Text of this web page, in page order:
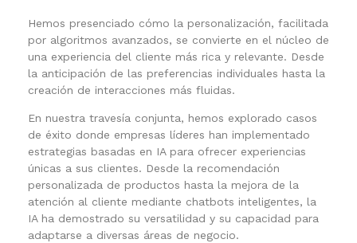
Hemos presenciado cómo la personalización, facilitada
por algoritmos avanzados, se convierte en el núcleo de
una experiencia del cliente más rica y relevante. Desde
la anticipación de las preferencias individuales hasta la
creación de interacciones más fluidas.
En nuestra travesía conjunta, hemos explorado casos
de éxito donde empresas líderes han implementado
estrategias basadas en IA para ofrecer experiencias
únicas a sus clientes. Desde la recomendación
personalizada de productos hasta la mejora de la
atención al cliente mediante chatbots inteligentes, la
IA ha demostrado su versatilidad y su capacidad para
adaptarse a diversas áreas de negocio.